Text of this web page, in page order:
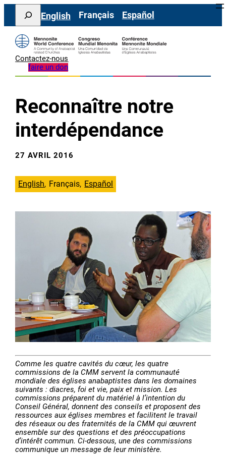
Aller
contenu
Search
English Français Español
Contactez-nous
faire un don
Reconnaître notre
interdépendance
27 AVRIL 2016
English Français Español
Comme les quatre cavités du cœur, les quatre
commissions de la CMM servent la communauté
mondiale des églises anabaptistes dans les domaines
suivants : diacres, foi et vie, paix et mission. Les
commissions préparent du matériel à l’intention du
Conseil Général, donnent des conseils et proposent des
ressources aux églises membres et facilitent le travail
des réseaux ou des fraternités de la CMM qui œuvrent
ensemble sur des questions et des préoccupations
d’intérêt commun. Ci-dessous, une des commissions
communique un message de leur ministère.